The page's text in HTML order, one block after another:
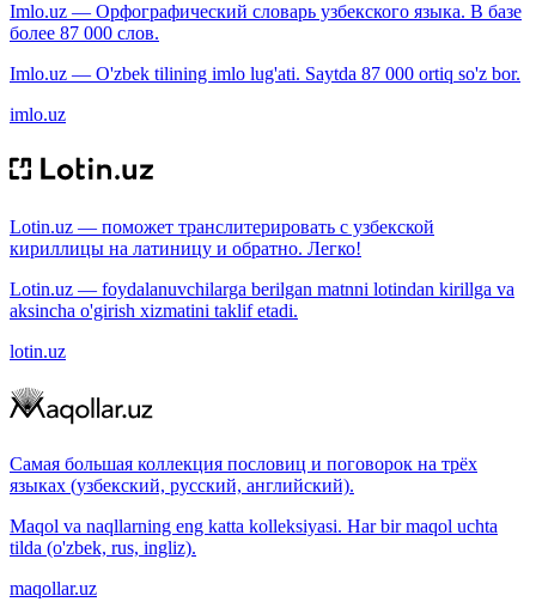
Imlo.uz — Орфографический словарь узбекского языка. В базе
более 87 000 слов.
Imlo.uz — O'zbek tilining imlo lug'ati. Saytda 87 000 ortiq so'z bor.
imlo.uz
Lotin.uz — поможет транслитерировать с узбекской
кириллицы на латиницу и обратно. Легко!
Lotin.uz — foydalanuvchilarga berilgan matnni lotindan kirillga va
aksincha o'girish xizmatini taklif etadi.
lotin.uz
Самая большая коллекция пословиц и поговорок на трёх
языках (узбекский, русский, английский).
Maqol va naqllarning eng katta kolleksiyasi. Har bir maqol uchta
tilda (o'zbek, rus, ingliz).
maqollar.uz